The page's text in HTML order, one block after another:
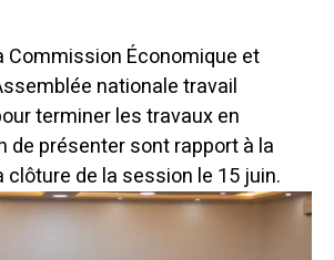
Commission Économique et
nationale travail
terminer les travaux en
de présenter sont rapport à la
clôture de la session le 15 juin.